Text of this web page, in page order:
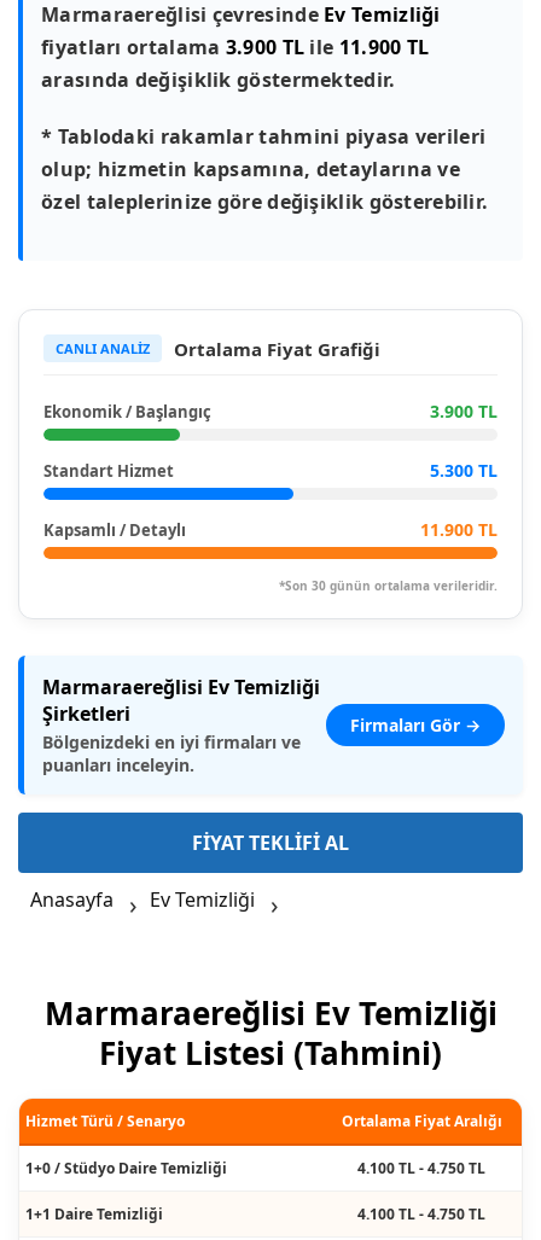
Marmaraereğlisi çevresinde Ev Temizliği
fiyatları ortalama 3.900 TL ile 11.900 TL
arasında değişiklik göstermektedir.
* Tablodaki rakamlar tahmini piyasa verileri
olup; hizmetin kapsamına, detaylarına ve
özel taleplerinize göre değişiklik gösterebilir.
CANLI ANALİZ Ortalama Fiyat Grafiği
Ekonomik / Başlangıç 3.900 TL
Standart Hizmet 5.300 TL
Kapsamlı / Detaylı 11.900 TL
*Son 30 günün ortalama verileridir.
Marmaraereğlisi Ev Temizliği
Şirketleri
Bölgenizdeki en iyi firmaları ve
puanları inceleyin.
Firmaları Gör →
FİYAT TEKLİFİ AL
Anasayfa Ev Temizliği
Marmaraereğlisi Ev Temizliği
Fiyat Listesi (Tahmini)
Hizmet Türü / Senaryo Ortalama Fiyat Aralığı
1+0 / Stüdyo Daire Temizliği 4.100 TL - 4.750 TL
1+1 Daire Temizliği 4.100 TL - 4.750 TL